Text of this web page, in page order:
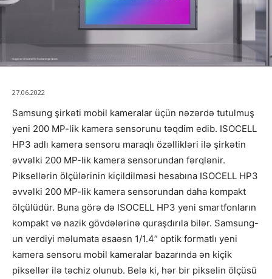
27.06.2022
Samsung şirkəti mobil kameralar üçün nəzərdə tutulmuş
yeni 200 MP-lik kamera sensorunu təqdim edib. ISOCELL
HP3 adlı kamera sensoru maraqlı özəllikləri ilə şirkətin
əvvəlki 200 MP-lik kamera sensorundan fərqlənir.
Piksellərin ölçülərinin kiçildilməsi hesabına ISOCELL HP3
əvvəlki 200 MP-lik kamera sensorundan daha kompakt
ölçülüdür. Buna görə də ISOCELL HP3 yeni smartfonların
kompakt və nazik gövdələrinə quraşdırıla bilər. Samsung-
un verdiyi məlumata əsaəsn 1/1.4” optik formatlı yeni
kamera sensoru mobil kameralar bazarında ən kiçik
piksellər ilə təchiz olunub. Belə ki, hər bir pikselin ölçüsü